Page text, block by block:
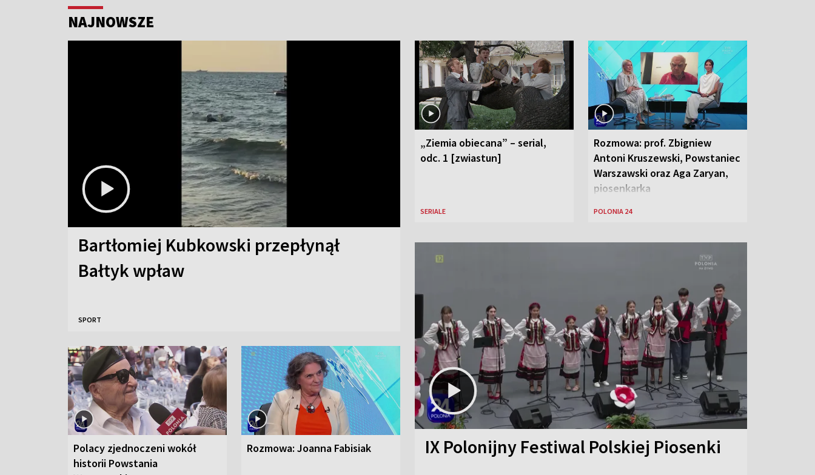
NAJNOWSZE
Bartłomiej Kubkowski przepłynął
Bałtyk wpław
SPORT
„Ziemia obiecana” – serial,
odc. 1 [zwiastun]
SERIALE
Rozmowa: prof. Zbigniew
Antoni Kruszewski, Powstaniec
Warszawski oraz Aga Zaryan,
piosenkarka
POLONIA 24
Polacy zjednoczeni wokół
historii Powstania
Rozmowa: Joanna Fabisiak IX Polonijny Festiwal Polskiej Piosenki